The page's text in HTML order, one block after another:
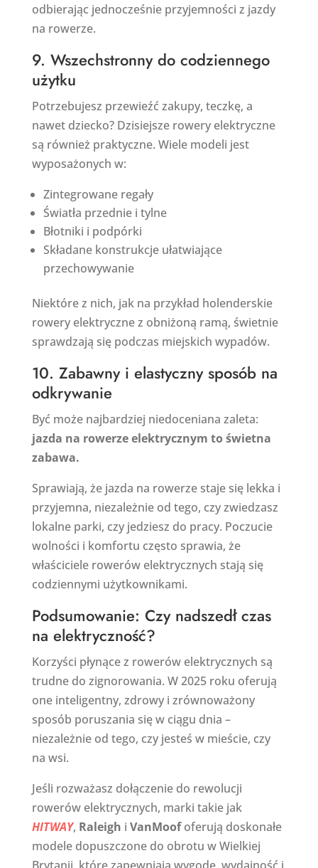
odbierając jednocześnie przyjemności z jazdy
na rowerze.
9. Wszechstronny do codziennego
użytku
Potrzebujesz przewieźć zakupy, teczkę, a
nawet dziecko? Dzisiejsze rowery elektryczne
są również praktyczne. Wiele modeli jest
wyposażonych w:
Zintegrowane regały
Światła przednie i tylne
Błotniki i podpórki
Składane konstrukcje ułatwiające
przechowywanie
Niektóre z nich, jak na przykład holenderskie
rowery elektryczne z obniżoną ramą, świetnie
sprawdzają się podczas miejskich wypadów.
10. Zabawny i elastyczny sposób na
odkrywanie
Być może najbardziej niedoceniana zaleta:
jazda na rowerze elektrycznym to świetna
zabawa.
Sprawiają, że jazda na rowerze staje się lekka i
przyjemna, niezależnie od tego, czy zwiedzasz
lokalne parki, czy jedziesz do pracy. Poczucie
wolności i komfortu często sprawia, że
właściciele rowerów elektrycznych stają się
codziennymi użytkownikami.
Podsumowanie: Czy nadszedł czas
na elektryczność?
Korzyści płynące z rowerów elektrycznych są
trudne do zignorowania. W 2025 roku oferują
one inteligentny, zdrowy i zrównoważony
sposób poruszania się w ciągu dnia –
niezależnie od tego, czy jesteś w mieście, czy
na wsi.
Jeśli rozważasz dołączenie do rewolucji
rowerów elektrycznych, marki takie jak
HITWAY, Raleigh i VanMoofoferują doskonałe
modele dopuszczone do obrotu w Wielkiej